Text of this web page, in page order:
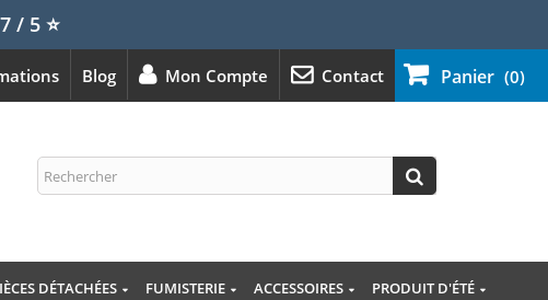
/ 5⭐
Panier (0)
Contact
Mon Compte
Blog
DÉTACHÉES FUMISTERIE ACCESSOIRES PRODUIT D'ÉTÉ